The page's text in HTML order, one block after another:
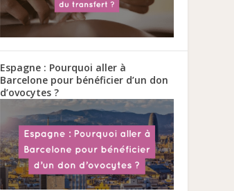
Espagne : Pourquoi aller à
Barcelone pour bénéficier d’un don
d’ovocytes ?